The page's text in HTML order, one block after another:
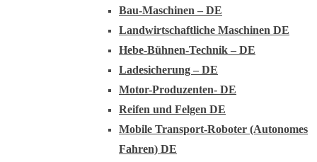
Bau-Maschinen – DE
Landwirtschaftliche Maschinen DE
Hebe-Bühnen-Technik – DE
Ladesicherung – DE
Motor-Produzenten- DE
Reifen und Felgen DE
Mobile Transport-Roboter (Autonomes
Fahren) DE